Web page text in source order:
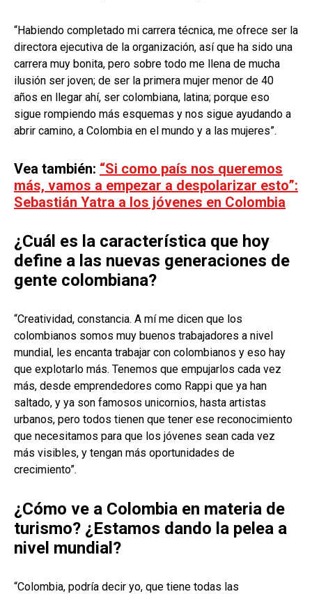
“Habiendo completado mi carrera técnica, me ofrece ser la
directora ejecutiva de la organización, así que ha sido una
carrera muy bonita, pero sobre todo me llena de mucha
ilusión ser joven; de ser la primera mujer menor de 40
años en llegar ahí, ser colombiana, latina; porque eso
sigue rompiendo más esquemas y nos sigue ayudando a
abrir camino, a Colombia en el mundo y a las mujeres”.
Vea también: “Si como país nos queremos
más, vamos a empezar a despolarizar esto”:
Sebastián Yatra a los jóvenes en Colombia
¿Cuál es la característica que hoy
define a las nuevas generaciones de
gente colombiana?
“Creatividad, constancia. A mí me dicen que los
colombianos somos muy buenos trabajadores a nivel
mundial, les encanta trabajar con colombianos y eso hay
que explotarlo más. Tenemos que empujarlos cada vez
más, desde emprendedores como Rappi que ya han
saltado, y ya son famosos unicornios, hasta artistas
urbanos, pero todos tienen que tener ese reconocimiento
que necesitamos para que los jóvenes sean cada vez
más visibles, y tengan más oportunidades de
crecimiento”.
¿Cómo ve a Colombia en materia de
turismo? ¿Estamos dando la pelea a
nivel mundial?
“Colombia, podría decir yo, que tiene todas las